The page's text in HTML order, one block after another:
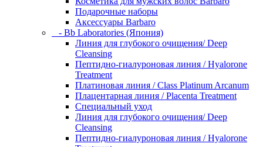
Подарочные наборы
Аксессуары Barbaro
- Bb Laboratories (Япония)
Линия для глубокого очищения/ Deep
Cleansing
Пептидно-гиалуроновая линия / Hyalorone
Treatment
Платиновая линия / Class Platinum Arcanum
Плацентарная линия / Placenta Treatment
Специальный уход
Линия для глубокого очищения/ Deep
Cleansing
Пептидно-гиалуроновая линия / Hyalorone